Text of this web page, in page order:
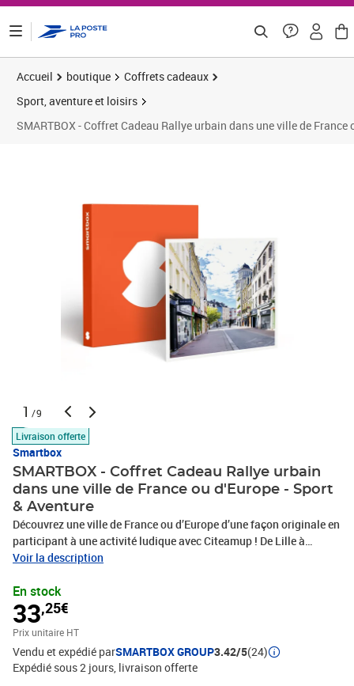
Accueil boutique
Coffrets cadeaux
Sport, aventure et loisirs
SMARTBOX - Coffret Cadeau Rallye urbain dans une ville de France
1 /9
Livraison offerte
Smartbox
SMARTBOX - Coffret Cadeau Rallye urbain
dans une ville de France ou d'Europe - Sport
& Aventure
Découvrez une ville de France ou d’Europe d’une façon originale en
participant à une activité ludique avec Citeamup ! De Lille à
Marseille, jusqu’à Bruxelles ou même Londres, partez en famille ou
urbain Découverte de 2h pour un groupe d'environ 6 personnes.
Munis de votre sens de l’observation et de votre esprit d’équipe,
localisez et photographiez les bâtiments, sculptures et autres
objets que vous devrez trouver en un temps limité. Un défi
amusant qui vous permettra d’explorer rues et quartiers en posant
un œil nouveau sur la variété architecturale, culturelle et artistique
Voir la description
En stock
33,25€
Prix unitaire HT
Vendu et expédié parSMARTBOX GROUP3.42/5(24)
Expédié sous 2 jours livraison offerte